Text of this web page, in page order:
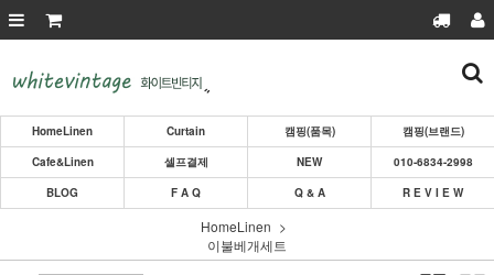
HomeLinen Curtain 캠핑(품목)
캠핑(브랜드)
Cafe&Linen
셀프결제 NEW
010-6834-2998
BLOG
F A Q Q & A R E V I E W
HomeLinen
이불베개세트